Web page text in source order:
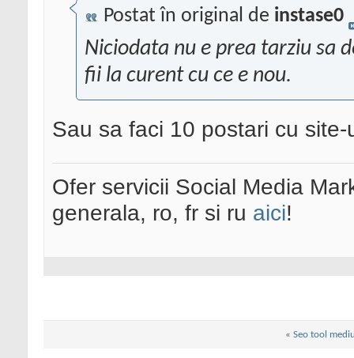
Postat în original de instase0
Niciodata nu e prea tarziu sa
fii la curent cu ce e nou.
Sau sa faci 10 postari cu
Ofer servicii Social Media
generala, ro, fr si ru aici!
« Seo tool